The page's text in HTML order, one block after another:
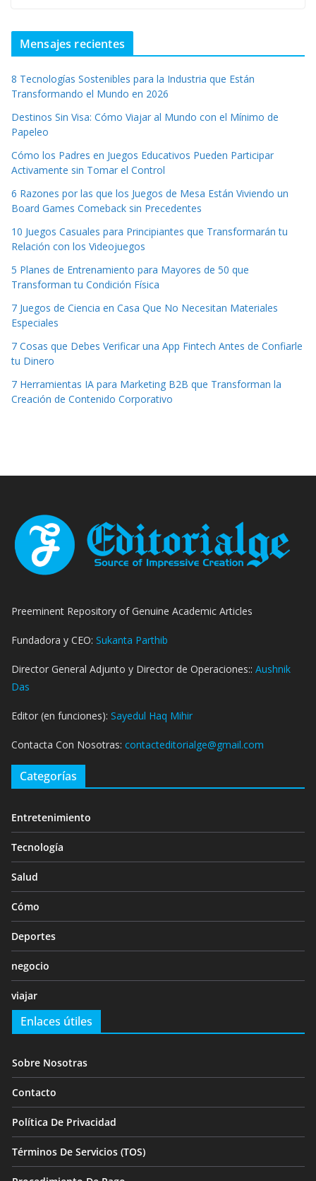
Mensajes recientes
8 Tecnologías Sostenibles para la Industria que Están
Transformando el Mundo en 2026
Destinos Sin Visa: Cómo Viajar al Mundo con el Mínimo de
Papeleo
Cómo los Padres en Juegos Educativos Pueden Participar
Activamente sin Tomar el Control
6 Razones por las que los Juegos de Mesa Están Viviendo un
Board Games Comeback sin Precedentes
10 Juegos Casuales para Principiantes que Transformarán tu
Relación con los Videojuegos
5 Planes de Entrenamiento para Mayores de 50 que
Transforman tu Condición Física
7 Juegos de Ciencia en Casa Que No Necesitan Materiales
Especiales
7 Cosas que Debes Verificar una App Fintech Antes de Confiarle
tu Dinero
7 Herramientas IA para Marketing B2B que Transforman la
Creación de Contenido Corporativo
Preeminent Repository of Genuine Academic Articles
Fundadora y CEO: Sukanta Parthib
Director General Adjunto y Director de Operaciones:: Aushnik
Das
Editor (en funciones): Sayedul Haq Mihir
Contacta Con Nosotras: contacteditorialge@gmail.com
Categorías
Entretenimiento
Tecnología
Salud
Cómo
Deportes
negocio
viajar
Enlaces útiles
Sobre Nosotras
Contacto
Política De Privacidad
Términos De Servicios (TOS)